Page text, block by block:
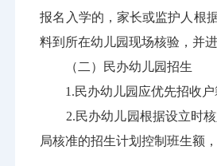
报名入学的，家长或监护人根
料到所在幼儿园现场核验，并
（二）民办幼儿园招生
1.民办幼儿园应优先招收户
2.民办幼儿园根据设立时核
局核准的招生计划控制班生额